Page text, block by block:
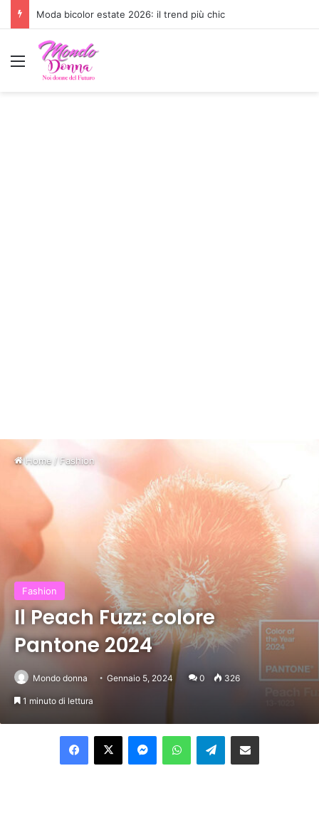
Moda bicolor estate 2026: il trend più chic
Menu
Home/Fashion
Fashion
Il Peach Fuzz: colore
Pantone 2024
Mondo donna Gennaio 5, 2024 0 326
1 minuto di lettura
Facebook
X MessengerWhatsAppTelegramCondividi per email